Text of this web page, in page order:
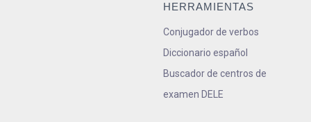
HERRAMIENTAS
Conjugador de verbos
Diccionario español
Buscador de centros de
examen DELE